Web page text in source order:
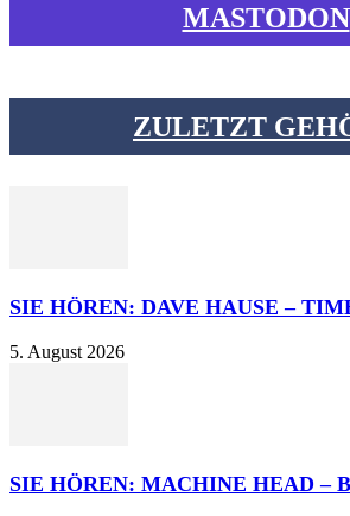
MASTODON
ZULETZT
SIE HÖREN: DAVE HAUSE –
5. August 2026
SIE HÖREN: MACHINE HEAD –